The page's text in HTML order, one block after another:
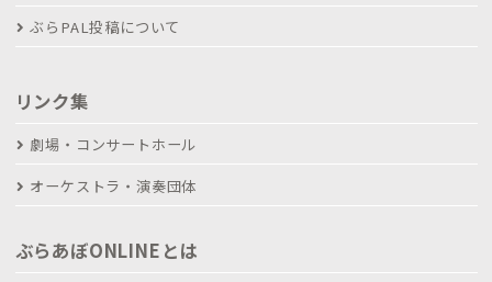
ぶらPAL投稿について
リンク集
劇場・コンサートホール
オーケストラ・演奏団体
ぶらあぼONLINEとは